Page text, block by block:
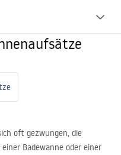
oft gezwungen, die
Badewanne oder einer